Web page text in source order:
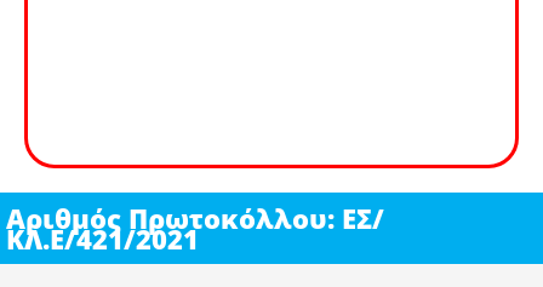
Αριθμός Πρωτοκόλλου: ΕΣ/
ΚΛ.Ε/421/2021